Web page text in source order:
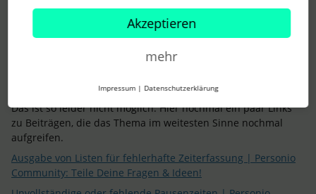
AM_HR ANTWORT Forum|Forum|11 months ago
Hallo ​@Vanessa Kessler,
du meinst, dass der Mitarbeiter daran erinnert wird, dass es
Das ist so leider nicht möglich. Hier nochmal ein paar Links
zu Beiträgen, die das Thema im weitesten Sinne nochmal
aufgreifen.
Ausgabe von Listen für fehlerhafte Zeiterfassung | Personio
Community: Teile Deine Fragen & Ideen!
Akzeptieren
mehr
Impressum | Datenschutzerklärung